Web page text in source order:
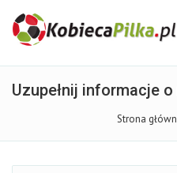
Uzupełnij informacje
Strona